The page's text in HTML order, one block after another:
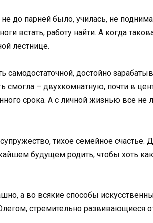
до парней было, училась, не
встать, работу найти. А когда
лестнице.
достойно
смогла – двухкомнатную, почти в
срока. А с личной жизнью все не
тихое семейное счастье.
будущем родить, чтобы хоть
а во всякие способы
стремительно развивающиеся